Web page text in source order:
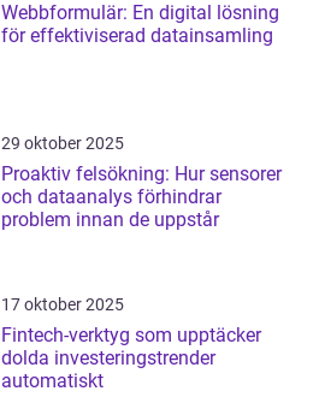
Webbformulär: En digital lösning
för effektiviserad datainsamling
29 oktober 2025
Proaktiv felsökning: Hur sensorer
och dataanalys förhindrar
problem innan de uppstår
17 oktober 2025
Fintech-verktyg som upptäcker
dolda investeringstrender
automatiskt